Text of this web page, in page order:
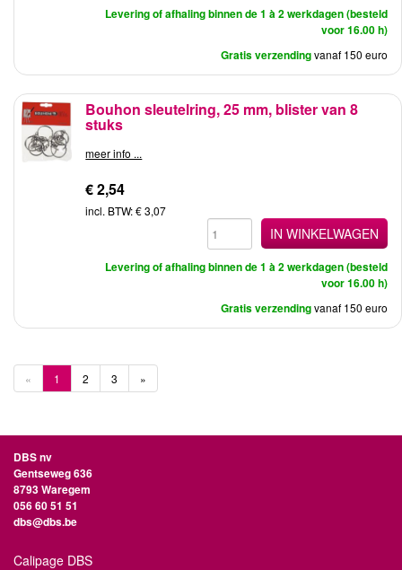
Levering of afhaling binnen de 1 à 2 werkdagen (besteld
voor 16.00 h)
Gratis verzendingvanaf 150 euro
Bouhon sleutelring, 25 mm, blister van 8
stuks
meer info ...
€ 2,54
incl. BTW: € 3,07
IN WINKELWAGEN
Levering of afhaling binnen de 1 à 2 werkdagen (besteld
voor 16.00 h)
Gratis verzendingvanaf 150 euro
« 1 2 3 »
DBS nv
Gentseweg 636
8793 Waregem
056 60 51 51
dbs@dbs.be
Calipage DBS